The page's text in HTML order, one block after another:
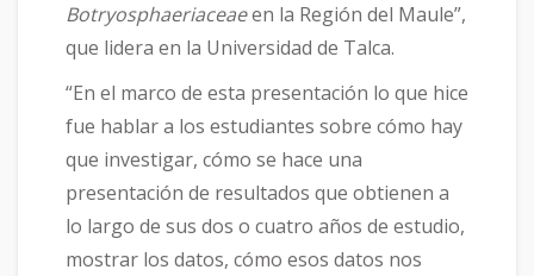
Botryosphaeriaceaeen la Región del Maule”,
que lidera en la Universidad de Talca.
“En el marco de esta presentación lo que hice
fue hablar a los estudiantes sobre cómo hay
que investigar, cómo se hace una
presentación de resultados que obtienen a
lo largo de sus dos o cuatro años de estudio,
mostrar los datos, cómo esos datos nos